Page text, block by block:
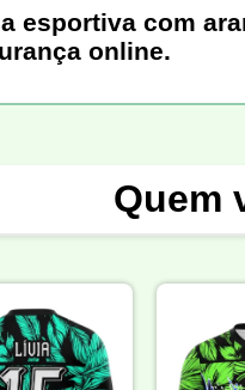
esportiva com
online.
Quem